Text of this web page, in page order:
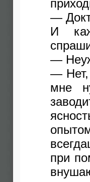
—
И
—
— Нет,
мне
при